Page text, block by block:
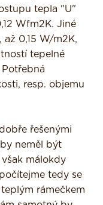
tepla "U"
Wfm2K. Jiné
0,15 W/m2K,
tepelné
resp. objemu
řešenými
neměl být
málokdy
tedy se
rámečkem